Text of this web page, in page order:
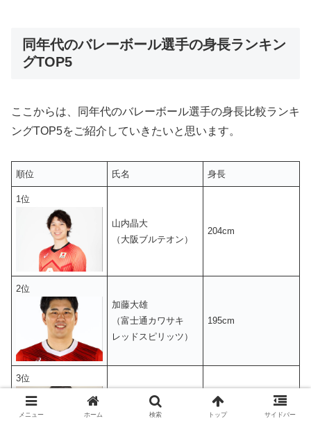
同年代のバレーボール選手の身長ランキン
グTOP5
ここからは、同年代のバレーボール選手の身長比較ランキ
ングTOP5をご紹介していきたいと思います。
順位 氏名 身長
1位
山内晶大
（大阪ブルテオン）
204cm
2位
加藤大雄
（富士通カワサキ
レッドスピリッツ）
195cm
3位
（千葉ZELVA）
194cm
メニュー ホーム 検索 トップ サイドバー